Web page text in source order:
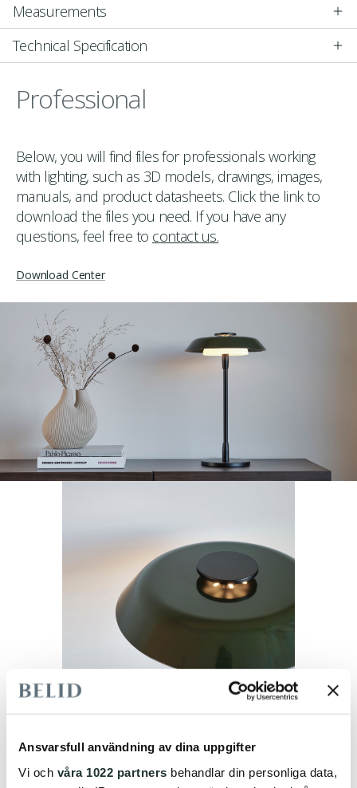
Ansvarsfull användning av dina uppgifter
Vi och våra 1022 partners behandlar din personliga data,
Measurements
Technical Specification
Professional
Below, you will find files for professionals working
with lighting, such as 3D models, drawings, images,
manuals, and product datasheets. Click the link to
download the files you need. If you have any
questions, feel free to contact us.
Download Center